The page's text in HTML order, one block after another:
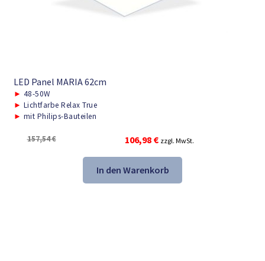
LED Panel MARIA 62cm
► 48-50W
► Lichtfarbe Relax True
► mit Philips-Bauteilen
157,54€
Ursprünglicher
Preis
war:
157,54 €
106,98 €Aktueller
Preis
ist:
106,98 €.
zzgl. MwSt.
In den Warenkorb